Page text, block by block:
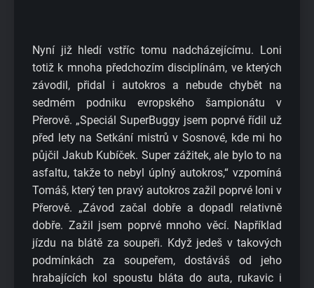
Nyní již hledí vstříc tomu nadcházejícímu. Loni
totiž k mnoha předchozím disciplínám, ve kterých
závodil, přidal i autokros a nebude chybět na
sedmém podniku evropského šampionátu v
Přerově. „Speciál SuperBuggy jsem poprvé řídil už
před lety na Setkání mistrů v Sosnové, kde mi ho
půjčil Jakub Kubíček. Super zážitek, ale bylo to na
asfaltu, takže to nebyl úplný autokros,“ vzpomíná
Tomáš, který ten pravý autokros zažil poprvé loni v
Přerově. „Závod začal dobře a dopadl relativně
dobře. Zažil jsem poprvé mnoho věcí. Například
jízdu na blátě za soupeři. Když jedeš v takových
podmínkách za soupeřem, dostáváš od jeho
hrabajících kol spoustu bláta do auta, rukavic i